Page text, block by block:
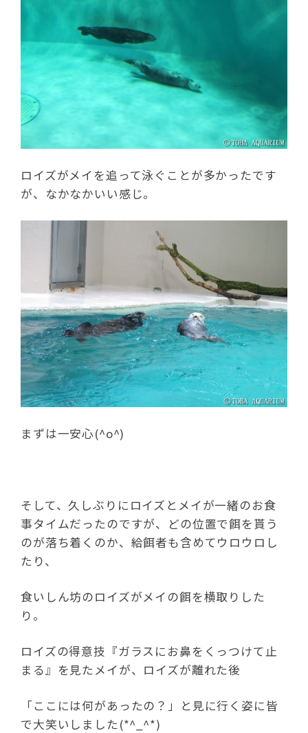
ロイズがメイを追って泳ぐことが多かったです
が、なかなかいい感じ。
まずは一安心(^o^)
そして、久しぶりにロイズとメイが一緒のお食
事タイムだったのですが、どの位置で餌を貰う
のが落ち着くのか、給餌者も含めてウロウロし
たり、
食いしん坊のロイズがメイの餌を横取りした
り。
ロイズの得意技『ガラスにお鼻をくっつけて止
まる』を見たメイが、ロイズが離れた後
「ここには何があったの？」と見に行く姿に皆
で大笑いしました(*^_^*)